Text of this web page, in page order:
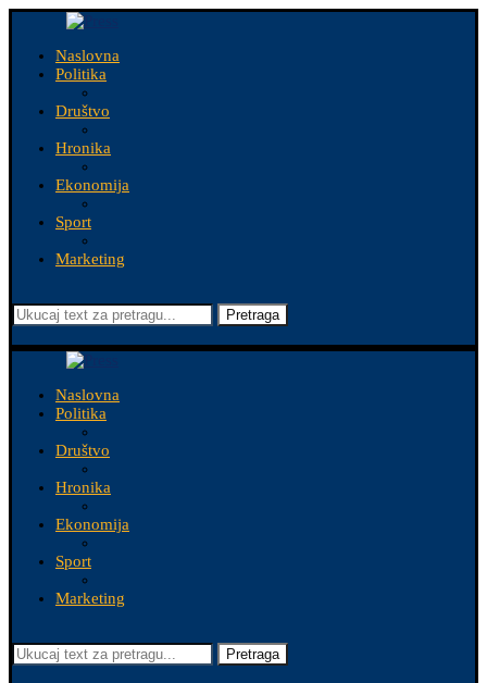
Naslovna
Politika
Društvo
Hronika
Ekonomija
Sport
Marketing
Pretraga
Naslovna
Politika
Društvo
Hronika
Ekonomija
Sport
Marketing
Pretraga